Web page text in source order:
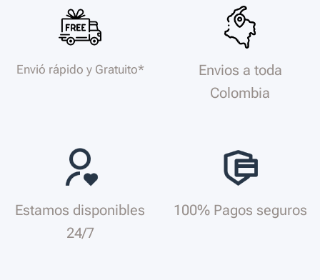
Envió rápido y Gratuito*
Envios a toda
Colombia
Estamos disponibles
24/7
100% Pagos seguros